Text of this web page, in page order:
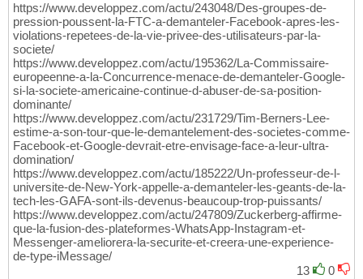
https://www.developpez.com/actu/243048/Des-groupes-de-
pression-poussent-la-FTC-a-demanteler-Facebook-apres-les-
violations-repetees-de-la-vie-privee-des-utilisateurs-par-la-
societe/
https://www.developpez.com/actu/195362/La-Commissaire-
europeenne-a-la-Concurrence-menace-de-demanteler-Google-
si-la-societe-americaine-continue-d-abuser-de-sa-position-
dominante/
https://www.developpez.com/actu/231729/Tim-Berners-Lee-
estime-a-son-tour-que-le-demantelement-des-societes-comme-
Facebook-et-Google-devrait-etre-envisage-face-a-leur-ultra-
domination/
https://www.developpez.com/actu/185222/Un-professeur-de-l-
universite-de-New-York-appelle-a-demanteler-les-geants-de-la-
tech-les-GAFA-sont-ils-devenus-beaucoup-trop-puissants/
https://www.developpez.com/actu/247809/Zuckerberg-affirme-
que-la-fusion-des-plateformes-WhatsApp-Instagram-et-
Messenger-ameliorera-la-securite-et-creera-une-experience-
de-type-iMessage/
13
0